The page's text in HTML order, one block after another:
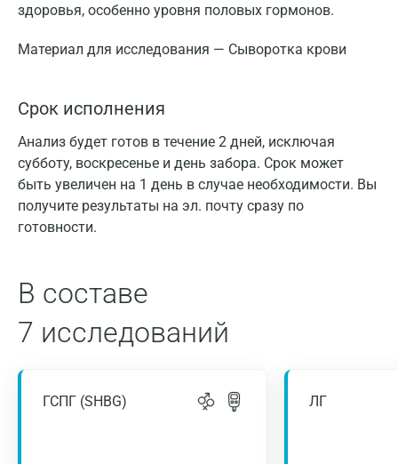
здоровья, особенно уровня половых гормонов.
Материал для исследования — Сыворотка крови
Срок исполнения
Анализ будет готов в течение 2 дней, исключая
субботу, воскресенье и день забора. Срок может
быть увеличен на 1 день в случае необходимости. Вы
получите результаты на эл. почту сразу по
готовности.
В составе
7 исследований
ГСПГ (SHBG) ЛГ